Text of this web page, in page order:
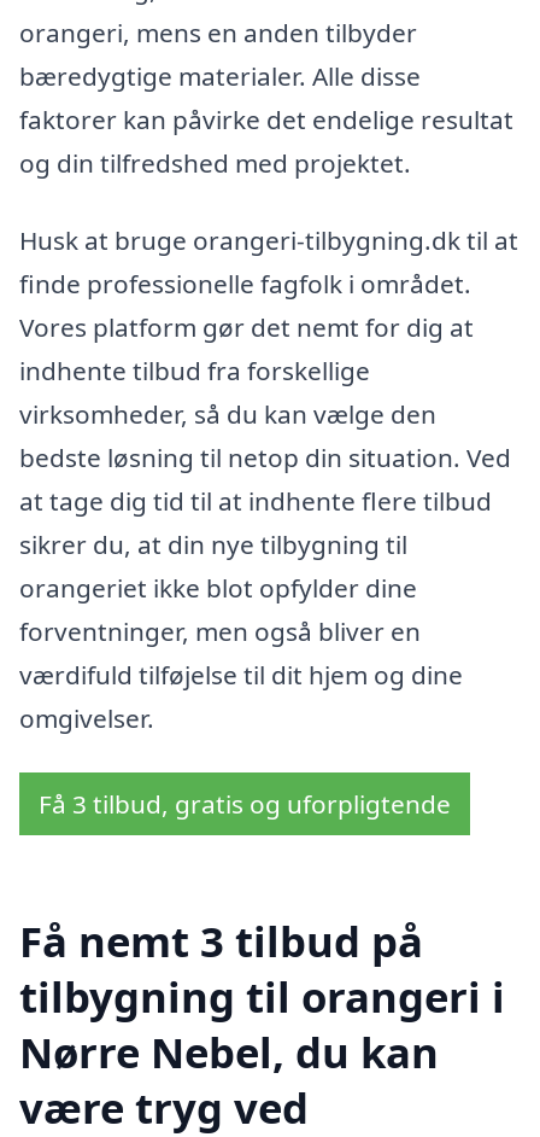
orangeri, mens en anden tilbyder
bæredygtige materialer. Alle disse
faktorer kan påvirke det endelige resultat
og din tilfredshed med projektet.
Husk at bruge orangeri-tilbygning.dk til at
finde professionelle fagfolk i området.
Vores platform gør det nemt for dig at
indhente tilbud fra forskellige
virksomheder, så du kan vælge den
bedste løsning til netop din situation. Ved
at tage dig tid til at indhente flere tilbud
sikrer du, at din nye tilbygning til
orangeriet ikke blot opfylder dine
forventninger, men også bliver en
værdifuld tilføjelse til dit hjem og dine
omgivelser.
Få 3 tilbud, gratis og uforpligtende
Få nemt 3 tilbud på
tilbygning til orangeri i
Nørre Nebel, du kan
være tryg ved